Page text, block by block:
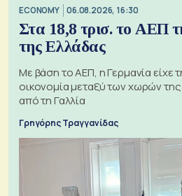
ECONOMY 06.08.2026, 16:30
Στα 18,8 τρισ. το ΑΕΠ
της Ελλάδας
Με βάση το ΑΕΠ, η Γερμανία είχε
οικονομία μεταξύ των χωρών
από τη Γαλλία
Γρηγόρης Τραγγανίδας